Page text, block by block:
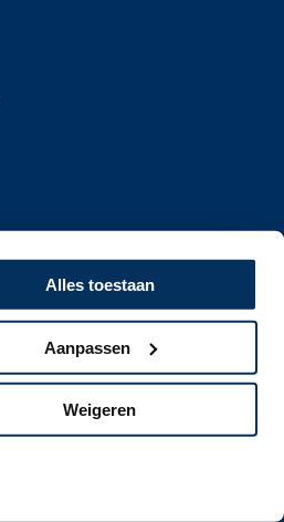
Alles toestaan
Aanpassen
Weigeren